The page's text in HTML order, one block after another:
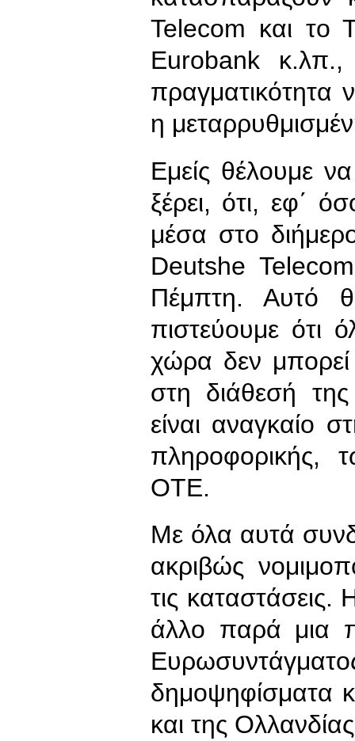
Telecom και το
Eurobank κ.λπ.,
πραγματικότητα
η
Εμείς θέλουμε
ξέρει, ότι, εφ΄
μέσα στο
Deutshe
Πέμπτη. Αυτό
πιστεύουμε ότι
χώρα δεν
στη διάθεσή
είναι αναγκαίο
πληροφορικής,
ΟΤΕ.
Με όλα αυτά
ακριβώς
τις καταστάσεις.
άλλο παρά μια
δημοψηφίσματα
και της